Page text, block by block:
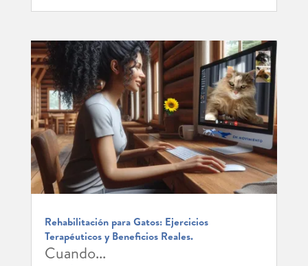
Rehabilitación para Gatos: Ejercicios
Terapéuticos y Beneficios Reales.
Cuando...